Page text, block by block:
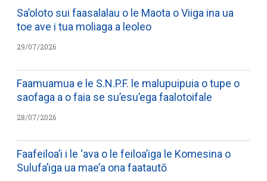
Sa’oloto sui faasalalau o le Maota o Viiga ina ua
toe ave i tua moliaga a leoleo
29/07/2026
Faamuamua e le S.N.P.F. le malupuipuia o tupe o
saofaga a o faia se su’esu’ega faalotoifale
28/07/2026
Faafeiloa’i i le ‘ava o le feiloa’iga le Komesina o
Sulufa’iga ua mae’a ona faatautō